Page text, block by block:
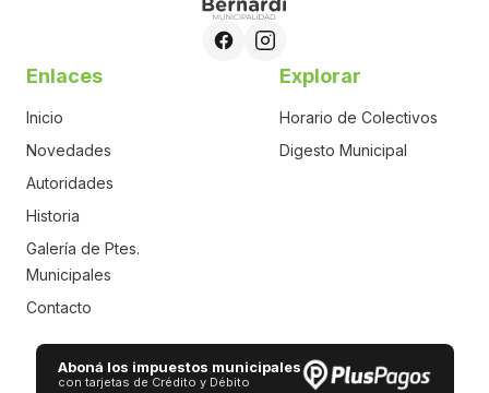
Enlaces
Inicio
Novedades
Autoridades
Historia
Galería de Ptes.
Municipales
Contacto
Explorar
Horario de Colectivos
Digesto Municipal
Aboná los impuestos municipales
con tarjetas de Crédito y Débito